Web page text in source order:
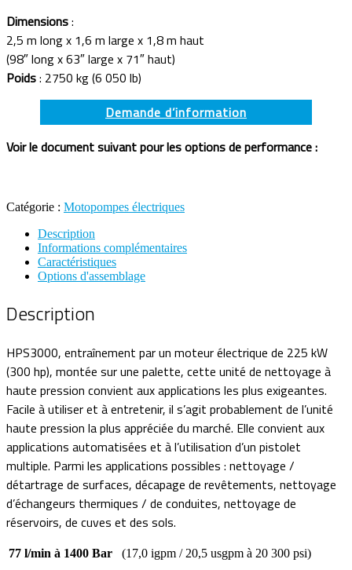
Dimensions:
2,5 m long x 1,6 m large x 1,8 m haut
(98″ long x 63″ large x 71″ haut)
Poids: 2750 kg (6 050 lb)
Demande d’information
Voir le document suivant pour les options de performance :
Catégorie : Motopompes électriques
Description
Informations complémentaires
Caractéristiques
Options d'assemblage
Description
HPS3000, entraînement par un moteur électrique de 225 kW
(300 hp), montée sur une palette, cette unité de nettoyage à
haute pression convient aux applications les plus exigeantes.
Facile à utiliser et à entretenir, il s’agit probablement de l’unité
haute pression la plus appréciée du marché. Elle convient aux
applications automatisées et à l’utilisation d’un pistolet
multiple. Parmi les applications possibles : nettoyage /
détartrage de surfaces, décapage de revêtements, nettoyage
d’échangeurs thermiques / de conduites, nettoyage de
réservoirs, de cuves et des sols.
77 l/min à 1400 Bar
(17,0 igpm / 20,5 usgpm à 20 300 psi)